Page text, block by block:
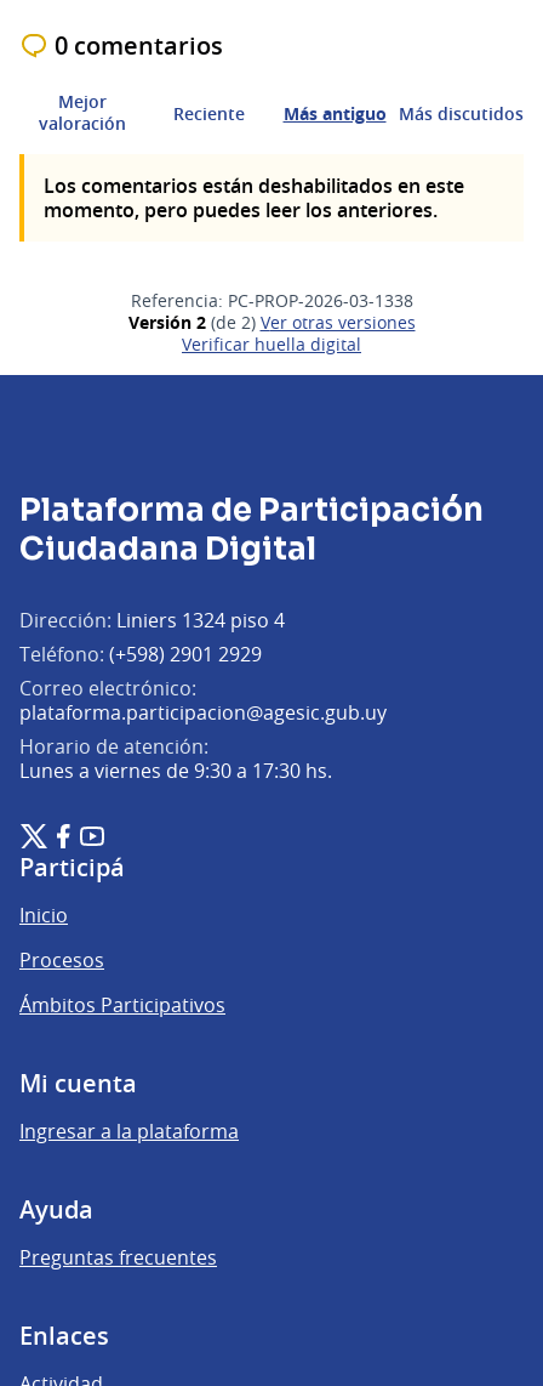
0 comentarios
Mejor
valoración
Reciente Más antiguo Más discutidos
Los comentarios están deshabilitados en este
momento, pero puedes leer los anteriores.
Referencia: PC-PROP-2026-03-1338
Versión 2(de 2)
ver otras versiones
Verificar huella digital
Plataforma de Participación
Ciudadana Digital
Dirección: Liniers 1324 piso 4
Teléfono: (+598) 2901 2929
Correo electrónico:
plataforma.participacion@agesic.gub.uy(Abrir en una
Horario de atención:
Lunes a viernes de 9:30 a 17:30 hs.
Plataforma de Participación Ciudadana Digital en X
(Enlace externo)
Plataforma de Participación Ciudadana Digital en Facebook
(Enlace externo)
Plataforma de Participación Ciudadana Digital en
(Enlace externo)
Participá
Inicio
Procesos
Ámbitos Participativos
Mi cuenta
Ingresar a la plataforma
Ayuda
Preguntas frecuentes
Enlaces